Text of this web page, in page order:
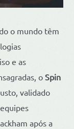
o mundo têm
e as
oSpin
validado
após a